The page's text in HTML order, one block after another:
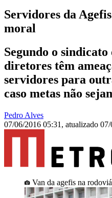
Servidores da
moral
Segundo o
diretores têm
servidores para
caso metas não
Pedro Alves
07/06/2016 05:31 , atualizado 07/
Van da agefis na